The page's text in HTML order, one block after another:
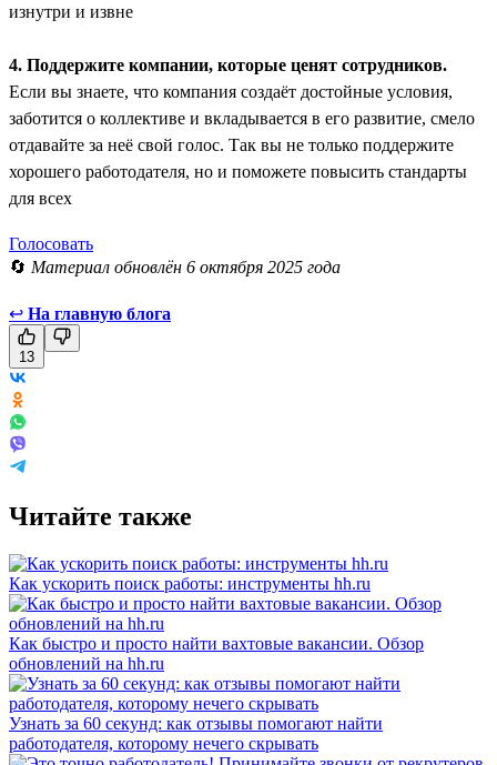
изнутри и извне
4. Поддержите компании, которые ценят сотрудников.
Если вы знаете, что компания создаёт достойные условия,
заботится о коллективе и вкладывается в его развитие, смело
отдавайте за неё свой голос. Так вы не только поддержите
хорошего работодателя, но и поможете повысить стандарты
для всех
Голосовать
🔄 Материал обновлён 6 октября 2025 года
↩ На главную блога
13
Читайте также
Как ускорить поиск работы: инструменты hh.ru
Как быстро и просто найти вахтовые вакансии. Обзор
обновлений на hh.ru
Узнать за 60 секунд: как отзывы помогают найти
работодателя, которому нечего скрывать